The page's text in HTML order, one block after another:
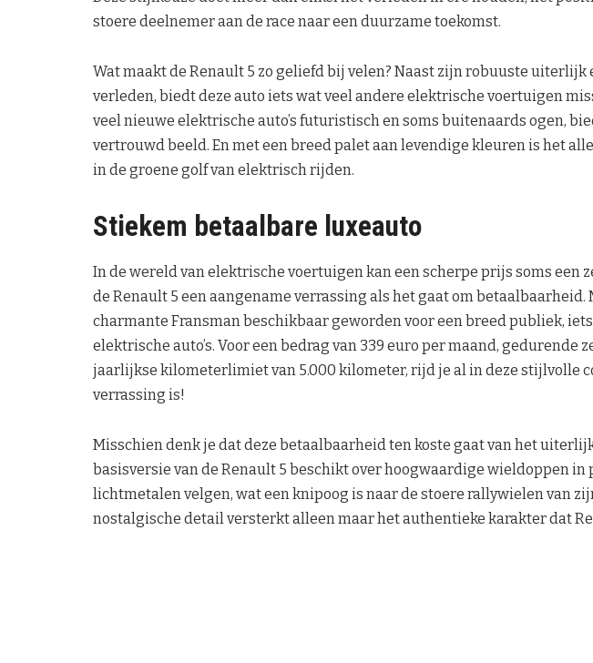
stoere deelnemer aan de race naar een duurzame toekomst.
Wat maakt de Renault 5 zo geliefd bij velen? Naast zijn robuuste
verleden, biedt deze auto iets wat veel andere elektrische voertuigen
veel nieuwe elektrische auto’s futuristisch en soms buitenaards ogen,
vertrouwd beeld. En met een breed palet aan levendige kleuren is het
in de groene golf van elektrisch rijden.
Stiekem betaalbare luxeauto
In de wereld van elektrische voertuigen kan een scherpe prijs soms een
de Renault 5 een aangename verrassing als het gaat om betaalbaarheid.
charmante Fransman beschikbaar geworden voor een breed publiek,
elektrische auto’s. Voor een bedrag van 339 euro per maand, gedurende
jaarlijkse kilometerlimiet van 5.000 kilometer, rijd je al in deze stijlvolle
verrassing is!
Misschien denk je dat deze betaalbaarheid ten koste gaat van het
basisversie van de Renault 5 beschikt over hoogwaardige wieldoppen
lichtmetalen velgen, wat een knipoog is naar de stoere rallywielen van
nostalgische detail versterkt alleen maar het authentieke karakter dat